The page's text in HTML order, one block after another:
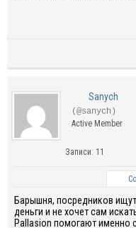
Sanych
(@sanych)
Active Member
Записи: 11
Барышня, посредников
деньги и не хочет сам
Pallasion помогают именно